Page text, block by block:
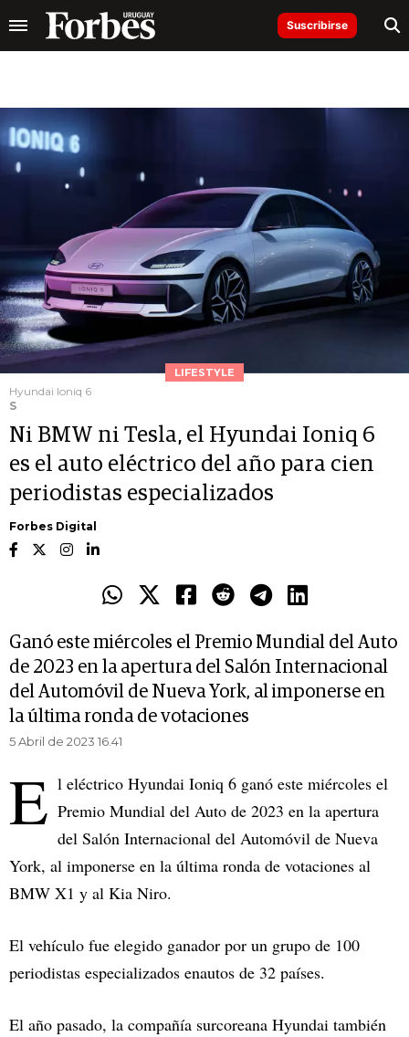
Suscribirse
LIFESTYLE
Hyundai Ioniq 6
S
Ni BMW ni Tesla, el Hyundai Ioniq 6
es el auto eléctrico del año para cien
periodistas especializados
Forbes Digital
Ganó este miércoles el Premio Mundial del Auto
de 2023 en la apertura del Salón Internacional
del Automóvil de Nueva York, al imponerse en
la última ronda de votaciones
5 Abril de 2023 16.41
E l eléctrico Hyundai Ioniq 6 ganó este miércoles el
Premio Mundial del Auto de 2023 en la apertura
del Salón Internacional del Automóvil de Nueva
York, al imponerse en la última ronda de votaciones al
BMW X1 y al Kia Niro.
El vehículo fue elegido ganador por un grupo de 100
periodistas especializados enautos de 32 países.
El año pasado, la compañía surcoreana Hyundai también